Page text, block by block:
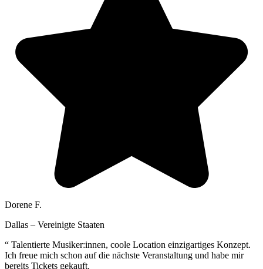
Dorene F.
Dallas – Vereinigte Staaten
“ Talentierte Musiker:innen, coole Location einzigartiges Konzept.
Ich freue mich schon auf die nächste Veranstaltung und habe mir
bereits Tickets gekauft.